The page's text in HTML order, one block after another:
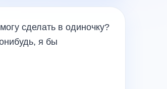
сделать в одиночку?
я бы